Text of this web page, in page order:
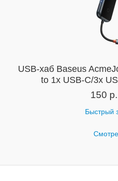
USB-хаб Baseus
to 1x USB-C/3x
150
Быстрый